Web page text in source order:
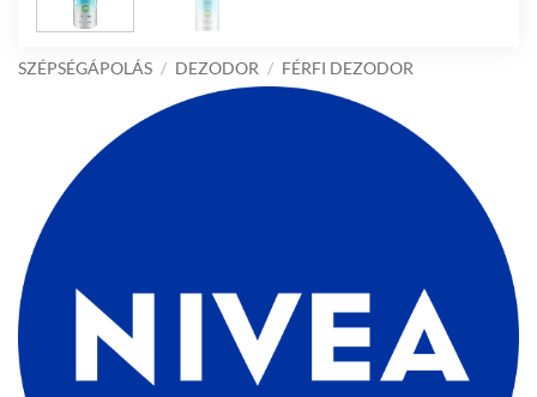
SZÉPSÉGÁPOLÁS / DEZODOR / FÉRFI DEZODOR